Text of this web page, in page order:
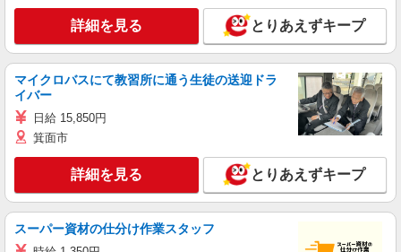
詳細を見る とりあえずキープ
マイクロバスにて教習所に通う生徒の送迎ドラ
イバー
日給 15,850円
箕面市
詳細を見る とりあえずキープ
スーパー資材の仕分け作業スタッフ